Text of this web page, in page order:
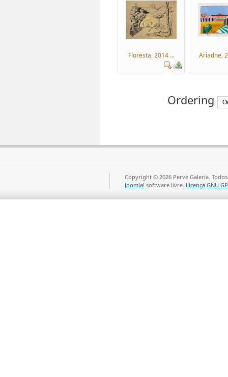
Floresta, 2014 ... Ariadne,
Ordering
Copyright © 2026 Perve Galeria.
Joomla! software livre. Licença GNU